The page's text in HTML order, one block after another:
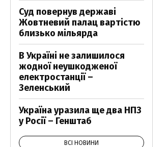
Суд повернув державі
Жовтневий палац вартістю
близько мільярда
В Україні не залишилося
жодної неушкодженої
електростанції –
Зеленський
Україна уразила ще два НПЗ
у Росії – Генштаб
ВСІ НОВИНИ